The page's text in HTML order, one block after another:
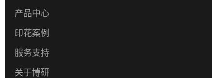
产品中心
印花案例
服务支持
关于博研